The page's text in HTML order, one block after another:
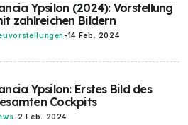
Ypsilon (2024): Vorstellung
zahlreichen Bildern
-14 Feb. 2024
Ypsilon: Erstes Bild des
Cockpits
- 2 Feb. 2024